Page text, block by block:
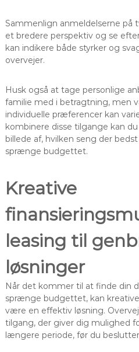
Sammenlign anmeldelserne på
et bredere perspektiv og se
kan indikere både styrker og
overvejer.
Husk også at tage personlige
familie med i betragtning, men
individuelle præferencer kan
kombinere disse tilgange kan
billede af, hvilken seng der
sprænge budgettet.
Kreative
leasing til
løsninger
Når det kommer til at finde din
sprænge budgettet, kan
være en effektiv løsning.
tilgang, der giver dig mulighed
længere periode, før du